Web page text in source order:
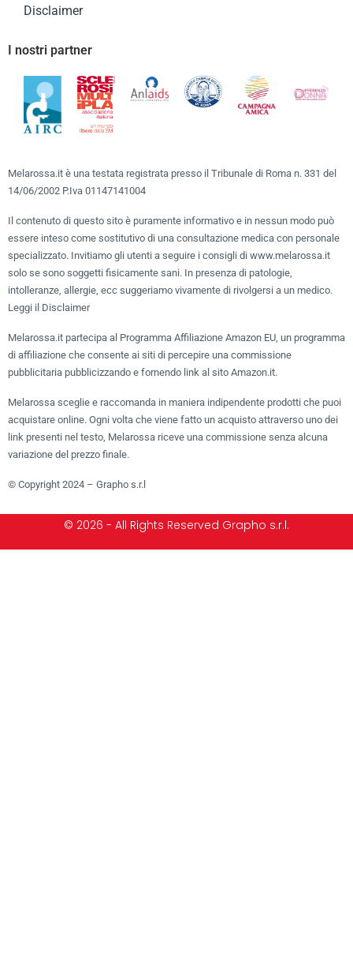
Disclaimer
I nostri partner
Melarossa.it è una testata registrata presso il Tribunale di Roma n. 331 del
14/06/2002 P.Iva 01147141004
Il contenuto di questo sito è puramente informativo e in nessun modo può
essere inteso come sostitutivo di una consultazione medica con personale
specializzato. Invitiamo gli utenti a seguire i consigli di www.melarossa.it
solo se sono soggetti fisicamente sani. In presenza di patologie,
intolleranze, allergie, ecc suggeriamo vivamente di rivolgersi a un medico.
Leggi il Disclaimer
Melarossa.it partecipa al Programma Affiliazione Amazon EU, un programma
di affiliazione che consente ai siti di percepire una commissione
pubblicitaria pubblicizzando e fornendo link al sito Amazon.it.
Melarossa sceglie e raccomanda in maniera indipendente prodotti che puoi
acquistare online. Ogni volta che viene fatto un acquisto attraverso uno dei
link presenti nel testo, Melarossa riceve una commissione senza alcuna
variazione del prezzo finale.
© Copyright 2024 – Grapho s.r.l
© 2026 - All Rights Reserved Grapho s.r.l.